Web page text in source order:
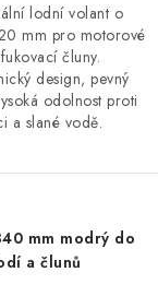
lodní volant o
mm pro motorové
čluny.
design, pevný
odolnost proti
a slané vodě.
mm modrý do
a člunů